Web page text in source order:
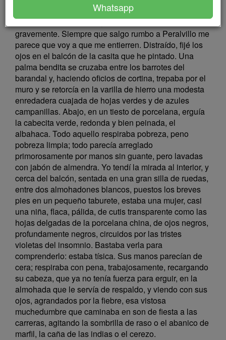
El carruaje en que iba caminaba poco a poco, y,
conforme avanzábamos, me iba entristeciendo
gravemente. Siempre que salgo rumbo a Peralvillo me
parece que voy a que me entierren. Distraído, fijé los
ojos en el balcón de la casita que he pintado. Una
palma bendita se cruzaba entre los barrotes del
barandal y, haciendo oficios de cortina, trepaba por el
muro y se retorcía en la varilla de hierro una modesta
enredadera cuajada de hojas verdes y de azules
campanillas. Abajo, en un tiesto de porcelana, erguía
la cabecita verde, redonda y bien peinada, el
albahaca. Todo aquello respiraba pobreza, peno
pobreza limpia; todo parecía arreglado
primorosamente por manos sin guante, pero lavadas
con jabón de almendra. Yo tendí la mirada al interior, y
cerca del balcón, sentada en una gran silla de ruedas,
entre dos almohadones blancos, puestos los breves
pies en un pequeño taburete, estaba una mujer, casi
una niña, flaca, pálida, de cutis transparente como las
hojas delgadas de la porcelana china, de ojos negros,
profundamente negros, circuidos por las tristes
violetas del insomnio. Bastaba verla para
comprenderlo: estaba tísica. Sus manos parecían de
cera; respiraba con pena, trabajosamente, recargando
su cabeza, que ya no tenía fuerza para erguir, en la
almohada que le servía de respaldo, y viendo con sus
ojos, agrandados por la fiebre, esa vistosa
muchedumbre que caminaba en son de fiesta a las
carreras, agitando la sombrilla de raso o el abanico de
marfil, la caña de las indias o el cerezo.
Whatsapp